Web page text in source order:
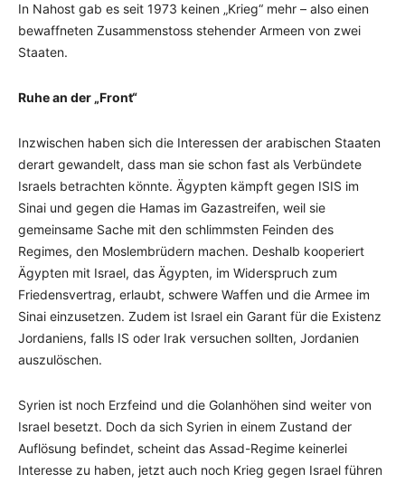
In Nahost gab es seit 1973 keinen „Krieg“ mehr – also einen
bewaffneten Zusammenstoss stehender Armeen von zwei
Staaten.
Ruhe an der „Front“
Inzwischen haben sich die Interessen der arabischen Staaten
derart gewandelt, dass man sie schon fast als Verbündete
Israels betrachten könnte. Ägypten kämpft gegen ISIS im
Sinai und gegen die Hamas im Gazastreifen, weil sie
gemeinsame Sache mit den schlimmsten Feinden des
Regimes, den Moslembrüdern machen. Deshalb kooperiert
Ägypten mit Israel, das Ägypten, im Widerspruch zum
Friedensvertrag, erlaubt, schwere Waffen und die Armee im
Sinai einzusetzen. Zudem ist Israel ein Garant für die Existenz
Jordaniens, falls IS oder Irak versuchen sollten, Jordanien
auszulöschen.
Syrien ist noch Erzfeind und die Golanhöhen sind weiter von
Israel besetzt. Doch da sich Syrien in einem Zustand der
Auflösung befindet, scheint das Assad-Regime keinerlei
Interesse zu haben, jetzt auch noch Krieg gegen Israel führen